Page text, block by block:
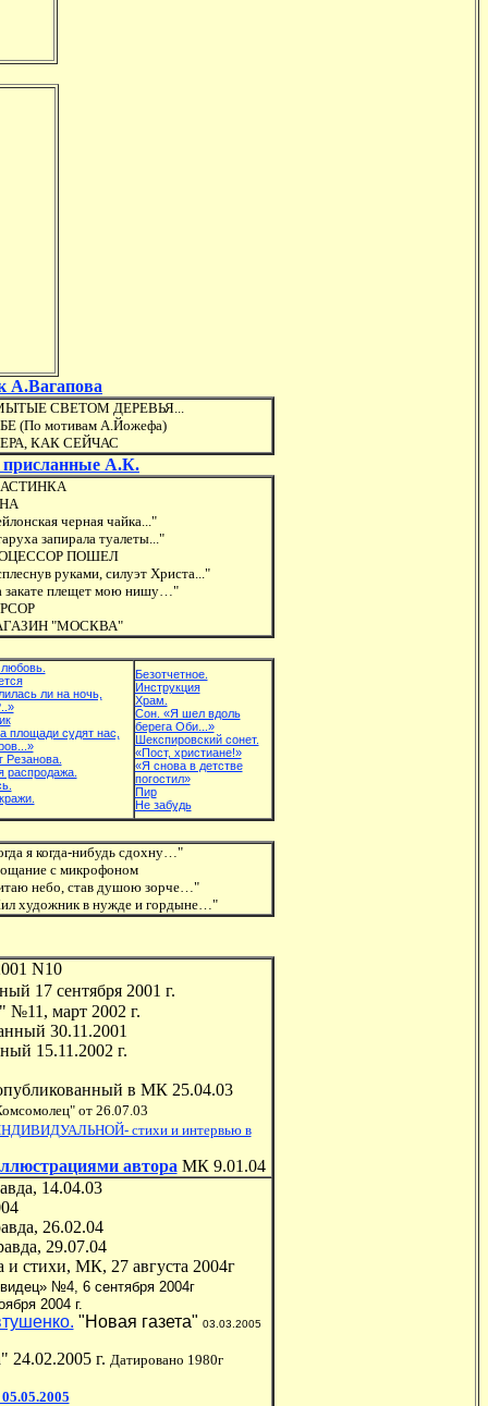
А.Вагапова
СВЕТОМ ДЕРЕВЬЯ...
(По мотивам А.Йожефа)
КАК СЕЙЧАС
присланные А.К.
черная чайка..."
запирала туалеты..."
ПОШЕЛ
руками, силуэт Христа..."
закате плещет мою нишу…"
"МОСКВА"
ли на ночь,
площади судят нас,
Резанова.
распродажа.
Безотчетное.
Инструкция
Храм.
Сон. «Я шел вдоль
берега Оби...»
Шекспировский сонет.
«Пост, христиане!»
«Я снова в детстве
погостил»
Пир
Не забудь
я когда-нибудь сдохну…"
с микрофоном
небо, став душою зорче…"
художник в нужде и гордыне…"
N10
17 сентября 2001 г.
№11, март 2002 г.
30.11.2001
15.11.2002 г.
в МК 25.04.03
от 26.07.03
стихи и интервью в
автора МК 9.01.04
14.04.03
26.02.04
29.07.04
и стихи, МК, 27 августа 2004г
№4, 6 сентября 2004г
2004 г.
"Новая газета" 03.03.2005
24.02.2005 г. Датировано 1980г